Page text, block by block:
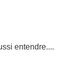
entendre....